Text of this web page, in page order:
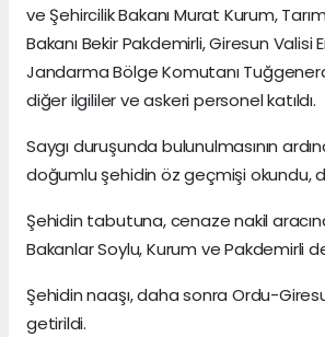
ve Şehircilik Bakanı Murat Kurum,
Bakanı Bekir Pakdemirli, Giresun Valisi
Jandarma Bölge Komutanı
diğer ilgililer ve askeri personel katıldı.
Saygı duruşunda bulunulmasının
doğumlu şehidin öz geçmişi okundu,
Şehidin tabutuna, cenaze nakil
Bakanlar Soylu, Kurum ve Pakdemirli
Şehidin naaşı, daha sonra Ordu-
getirildi.